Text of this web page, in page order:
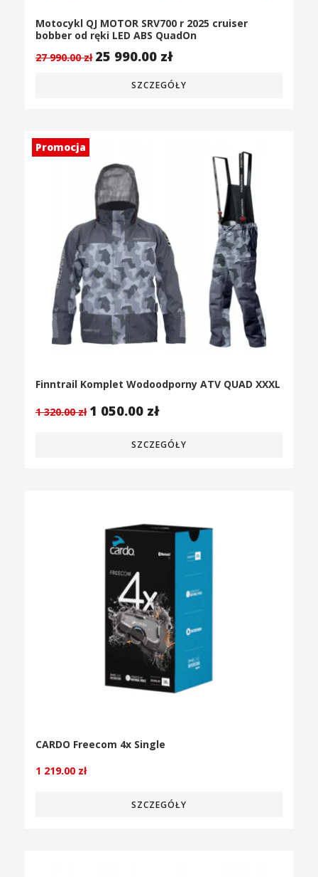
Motocykl QJ MOTOR SRV700 r 2025 cruiser
bobber od ręki LED ABS QuadOn
27 990.00zł 25 990.00 zł
SZCZEGÓŁY
Promocja
Finntrail Komplet Wodoodporny ATV QUAD XXXL
1 320.00zł 1 050.00 zł
SZCZEGÓŁY
CARDO Freecom 4x Single
1 219.00 zł
SZCZEGÓŁY